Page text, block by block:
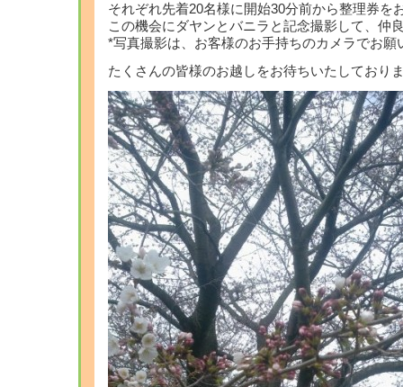
それぞれ先着20名様に開始30分前から整理券を
この機会にダヤンとバニラと記念撮影して、仲
*写真撮影は、お客様のお手持ちのカメラでお願
たくさんの皆様のお越しをお待ちいたしており